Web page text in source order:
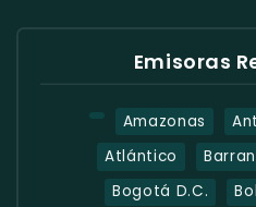
Emisoras
Amazonas
Atlántico
Bogotá D.C.